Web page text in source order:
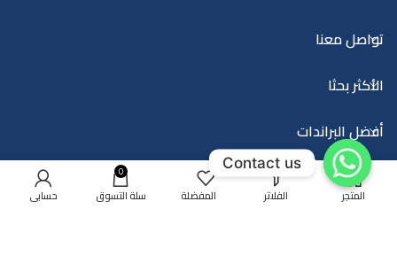
تواصل معنا
الأكثر بحثا
أفضل البراندات
Trade House EG المتجر الفلاتر المفضلة
0
سلة التسوق حسابي
Contact us